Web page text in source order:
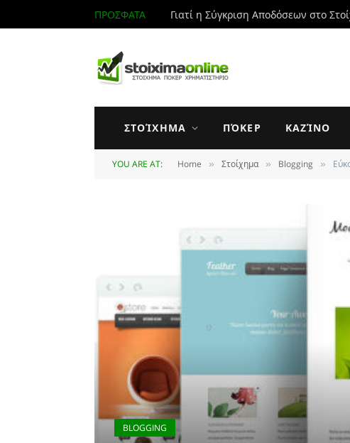
ΠΡΟΣΦΑΤΑ Γιατί η Σύγκριση Αποδόσεων στο
ΣΤΟΊΧΗΜΑ ΠΌΚΕΡ ΚΑΖΊΝΟ
YOU ARE AT: Home » Στοίχημα » Blogging »
BLOGGING